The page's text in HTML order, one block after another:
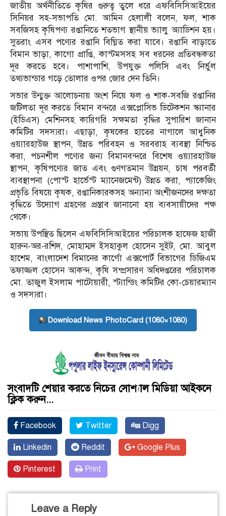
জাতীয় অর্থনীতিতে কৃষির গুরুত্ব তুলে ধরে এফবিসিসিআইয়ের
সিনিয়র সহ-সভাপতি মো. আমিন হেলালী বলেন, ফল, শাক
সবজিসহ কৃষিপণ্য রপ্তানিতে শতভাগ স্থানীয় ভ্যালু অ্যাডিশন হয়।
সুতরাং এসব পণ্যের রপ্তানি বিঘ্নিত করা যাবে। রপ্তানি বাড়াতে
বিমান ভাড়া, কাগো প্রাপ্তি, কাস্টমসসহ সব ধরনের প্রতিবন্ধকতা
দূর করতে হবে। পাশাপাশি, উপযুক্ত পলিসি এবং নির্ভুল
তথ্যভান্ডার গড়ে তোলার ওপর জোর দেন তিনি।
সভার উন্মুক্ত আলোচনায় অংশ নিয়ে ফল ও শাক-সবজি রপ্তানির
জটিলতা দূর করতে বিমান বন্দরে এক্সপ্লোসিভ ডিটেকশন স্ক্যানার
(ইডিএস) মেশিনসহ কারিগরি সক্ষমতা বৃদ্ধির সুপারিশ জানান
কমিটির সদস্যরা। এছাড়া, কৃষকের হাতের নাগালে আধুনিক
ওয়্যারহাউজ স্থাপন, উন্নত পরিবহন ও সরবরাহ ব্যবস্থা নিশ্চিত
করা, পচনশীল পণ্যের জন্য বিমানবন্দরে বিশেষ ওয়্যারহাউজ
স্থাপন, কৃষিপণ্যের জাত এবং গুণগতমান উন্নয়ন, চাষ পরবর্তী
ব্যবস্থাপনা (পোস্ট হার্ভেস্ট ম্যানেজমেন্ট) উন্নত করা, প্যাকেজিং
প্রভৃতি বিষয়ে কৃষক, রপ্তানিকারকসহ অন্যান্য অংশীজনদের দক্ষতা
বৃদ্ধিতে উদ্যোগ গ্রহণের প্রস্তাব জানানো হয় ব্যবসায়ীদের পক্ষ
থেকে।
সভায় উপস্থিত ছিলেন এফবিসিসিআইয়ের পরিচালক হাফেজ হাজী
হারুন-অর-রশিদ, মোহাম্মদ ইসহাকুল হোসেন সুইট, মো. আবুল
হাশেম, বাংলাদেশ বিমানের কার্গো এক্সপোর্ট বিভাগের ডিজিএম
তফাজ্জল হোসেন আকন্দ, কৃষি সম্প্রসারণ অধিদপ্তরের পরিচালক
মো. তাজুল ইসলাম পাটোয়ারী, স্ট্যান্ডিং কমিটির কো-চেয়ারম্যান
ও সদস্যরা।
Download News PhotoCard (1080×1080)
সংবাদটি শেয়ার করতে নিচের সোশ্যাল মিডিয়া আইকনে
ক্লিক করুন...
Facebook Twitter Digg
Linkedin Reddit Google Plus
Pinterest Print
Leave a Reply